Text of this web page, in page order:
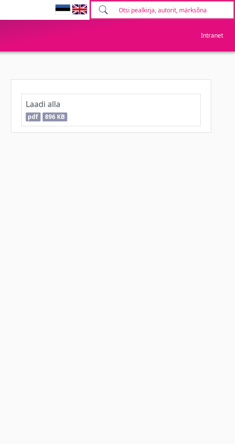
Intranet
Laadi alla
pdf 896 KB